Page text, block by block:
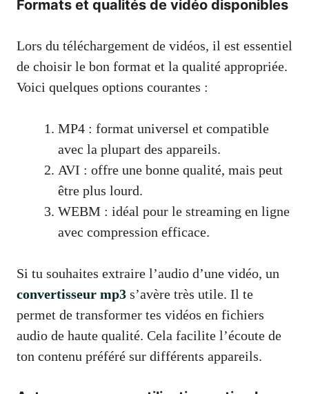
Formats et qualités de vidéo disponibles
Lors du téléchargement de vidéos, il est essentiel
de choisir le bon format et la qualité appropriée.
Voici quelques options courantes :
MP4 : format universel et compatible
avec la plupart des appareils.
AVI : offre une bonne qualité, mais peut
être plus lourd.
WEBM : idéal pour le streaming en ligne
avec compression efficace.
Si tu souhaites extraire l’audio d’une vidéo, un
convertisseur mp3 s’avère très utile. Il te
permet de transformer tes vidéos en fichiers
audio de haute qualité. Cela facilite l’écoute de
ton contenu préféré sur différents appareils.